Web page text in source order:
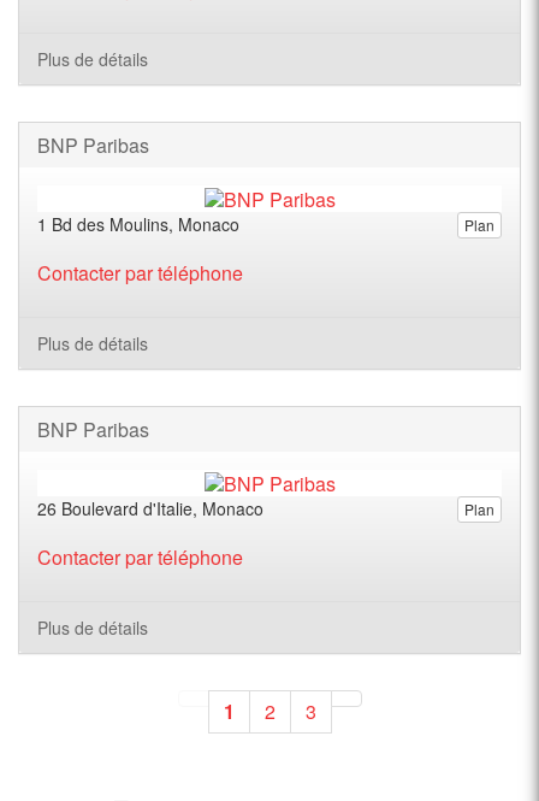
Plus de détails
BNP Paribas
Plan
1 Bd des Moulins, Monaco
Contacter par téléphone
Plus de détails
BNP Paribas
Plan
26 Boulevard d'Italie, Monaco
Contacter par téléphone
Plus de détails
1 2 3